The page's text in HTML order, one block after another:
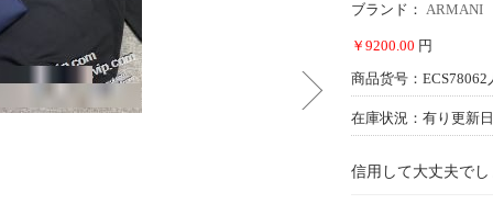
ブランド： ARMANI
￥9200.00 円
商品货号：ECS78062
在庫状況：有り 更新
信用して大丈夫でし